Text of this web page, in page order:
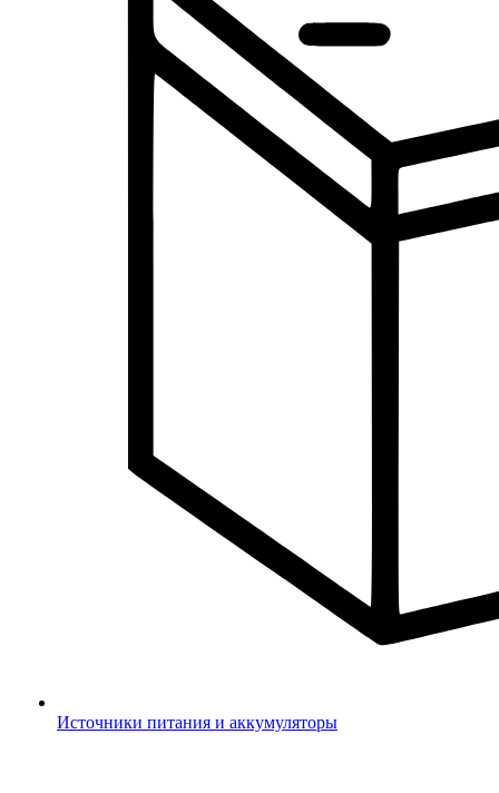
Источники питания и аккумуляторы